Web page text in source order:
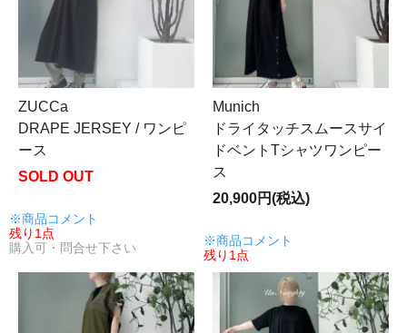
ZUCCa
DRAPE JERSEY / ワンピ
ース
SOLD OUT
※商品コメント
残り1点
購入可・問合せ下さい
Munich
ドライタッチスムースサイ
ドベントTシャツワンピー
ス
20,900円(税込)
※商品コメント
残り1点